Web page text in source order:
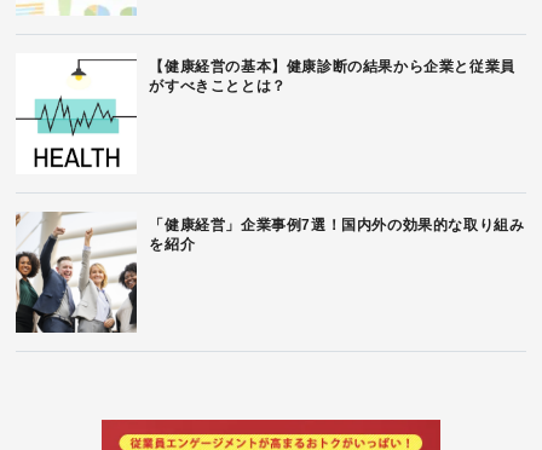
【健康経営の基本】健康診断の結果から企業と従業員
がすべきこととは？
「健康経営」企業事例7選！国内外の効果的な取り組み
を紹介